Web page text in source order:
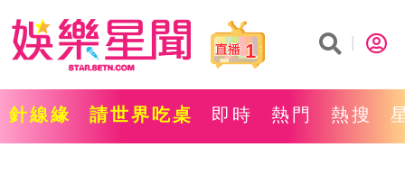
1
針線緣 請世界吃桌 即時 熱門 熱搜